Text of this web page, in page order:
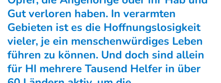
Gut verloren haben. In verarmten
Gebieten ist es die Hoffnungslosigkeit
vieler, je ein menschenwürdiges Leben
führen zu können. Und doch sind allein
für HI mehrere Tausend Helfer in über